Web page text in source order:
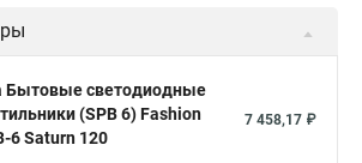
Бытовые светодиодные
(SPB 6) Fashion
6 Saturn 120
7 458,17 ₽